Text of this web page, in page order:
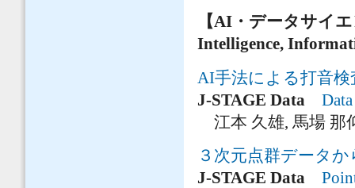
【AI・データサイ
Intelligence,
AI手法による打音
J-STAGE Data
江本 久雄, 馬場 那
３次元点群データ
J-STAGE Data